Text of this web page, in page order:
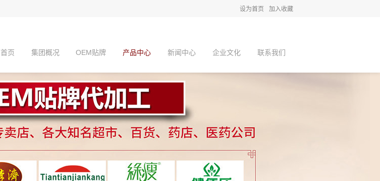
设为首页 加入收藏
首页 集团概况 OEM贴牌 产品中心 新闻中心 企业文化 联系我们